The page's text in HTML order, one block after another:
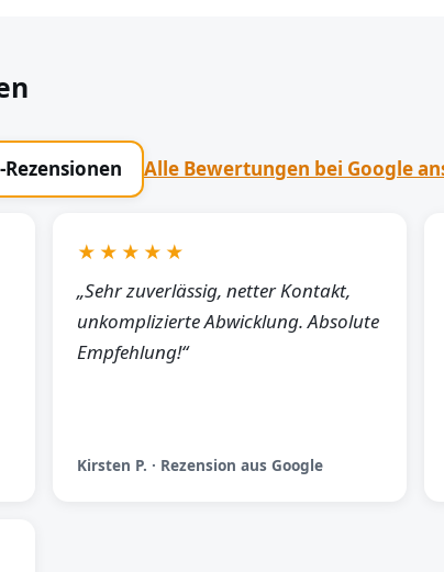
Rezensionen Alle Bewertungen bei Google
★★★★★
„Sehr zuverlässig, netter Kontakt,
unkomplizierte Abwicklung. Absolute
Empfehlung!“
Kirsten P. · Rezension aus Google